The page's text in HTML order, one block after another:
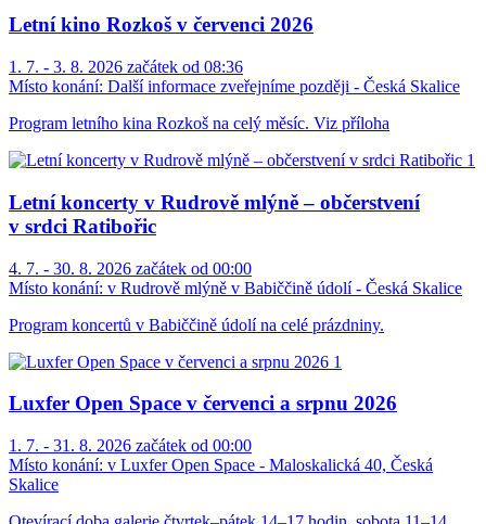
Letní kino Rozkoš v červenci 2026
1. 7. - 3. 8. 2026 začátek od 08:36
Místo konání: Další informace zveřejníme později - Česká Skalice
Program letního kina Rozkoš na celý měsíc. Viz příloha
Letní koncerty v Rudrově mlýně – občerstvení
v srdci Ratibořic
4. 7. - 30. 8. 2026 začátek od 00:00
Místo konání: v Rudrově mlýně v Babiččině údolí - Česká Skalice
Program koncertů v Babiččině údolí na celé prázdniny.
Luxfer Open Space v červenci a srpnu 2026
1. 7. - 31. 8. 2026 začátek od 00:00
Místo konání: v Luxfer Open Space - Maloskalická 40, Česká
Skalice